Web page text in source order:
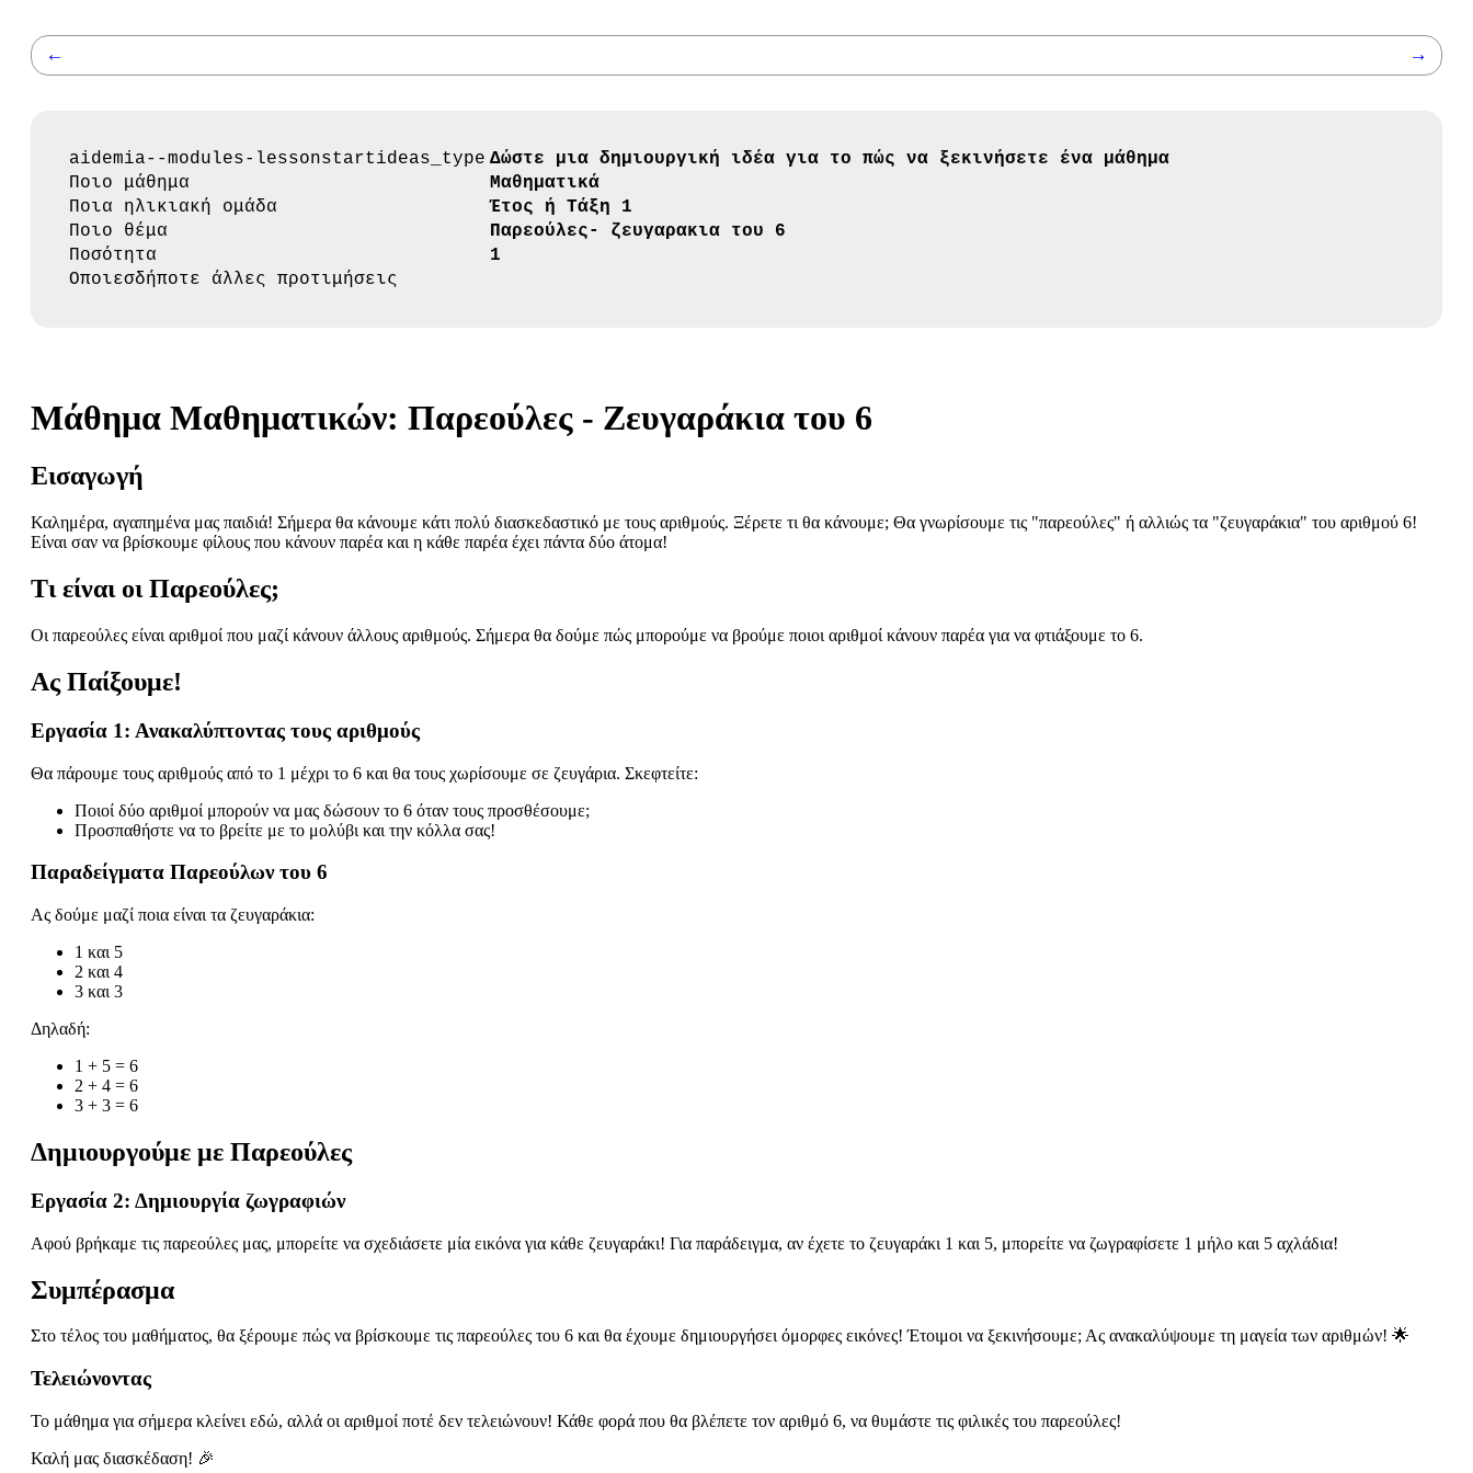
← →
aidemia--modules-lessonstartideas_type Δώστε μια δημιουργική ιδέα για το πώς να ξεκινήσετε ένα μάθημα
Ποιο μάθημα
Μαθηματικά
Ποια ηλικιακή ομάδα
Έτος ή Τάξη 1
Ποιο θέμα
Παρεούλες- ζευγαρακια του 6
Ποσότητα
1
Οποιεσδήποτε άλλες προτιμήσεις
Μάθημα Μαθηματικών: Παρεούλες - Ζευγαράκια του 6
Εισαγωγή
Καλημέρα, αγαπημένα μας παιδιά! Σήμερα θα κάνουμε κάτι πολύ διασκεδαστικό με τους αριθμούς. Ξέρετε τι θα κάνουμε; Θα γνωρίσουμε τις "παρεούλες" ή αλλιώς τα "ζευγαράκια" του αριθμού 6!
Είναι σαν να βρίσκουμε φίλους που κάνουν παρέα και η κάθε παρέα έχει πάντα δύο άτομα!
Τι είναι οι Παρεούλες;
Οι παρεούλες είναι αριθμοί που μαζί κάνουν άλλους αριθμούς. Σήμερα θα δούμε πώς μπορούμε να βρούμε ποιοι αριθμοί κάνουν παρέα για να φτιάξουμε το 6.
Ας Παίξουμε!
Εργασία 1: Ανακαλύπτοντας τους αριθμούς
Θα πάρουμε τους αριθμούς από το 1 μέχρι το 6 και θα τους χωρίσουμε σε ζευγάρια. Σκεφτείτε:
Ποιοί δύο αριθμοί μπορούν να μας δώσουν το 6 όταν τους προσθέσουμε;
Προσπαθήστε να το βρείτε με το μολύβι και την κόλλα σας!
Παραδείγματα Παρεούλων του 6
Ας δούμε μαζί ποια είναι τα ζευγαράκια:
1 και 5
2 και 4
3 και 3
Δηλαδή:
1 + 5 = 6
2 + 4 = 6
3 + 3 = 6
Δημιουργούμε με Παρεούλες
Εργασία 2: Δημιουργία ζωγραφιών
Αφού βρήκαμε τις παρεούλες μας, μπορείτε να σχεδιάσετε μία εικόνα για κάθε ζευγαράκι! Για παράδειγμα, αν έχετε το ζευγαράκι 1 και 5, μπορείτε να ζωγραφίσετε 1 μήλο και 5 αχλάδια!
Συμπέρασμα
Στο τέλος του μαθήματος, θα ξέρουμε πώς να βρίσκουμε τις παρεούλες του 6 και θα έχουμε δημιουργήσει όμορφες εικόνες! Έτοιμοι να ξεκινήσουμε; Ας ανακαλύψουμε τη μαγεία των αριθμών! 🌟
Τελειώνοντας
Το μάθημα για σήμερα κλείνει εδώ, αλλά οι αριθμοί ποτέ δεν τελειώνουν! Κάθε φορά που θα βλέπετε τον αριθμό 6, να θυμάστε τις φιλικές του παρεούλες!
Καλή μας διασκέδαση! 🎉